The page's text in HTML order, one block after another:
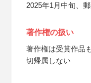
2025年1月中旬、
著作権の扱い
著作権は受賞作品
切帰属しない